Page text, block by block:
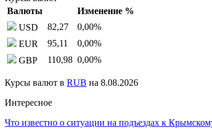
Валюты
Изменение %
USD
82,27 0,00%
EUR
95,11 0,00%
GBP
110,98 0,00%
Курсы валют в RUB на 8.08.2026
Интересное
Что известно о ситуации на подъездах к